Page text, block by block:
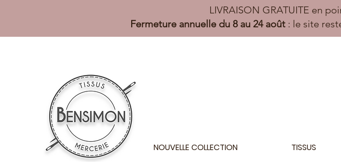
LIVRAISON GRATUITE en
Fermeture annuelle du 8 au 24 août: le site
NOUVELLE COLLECTION TISSUS